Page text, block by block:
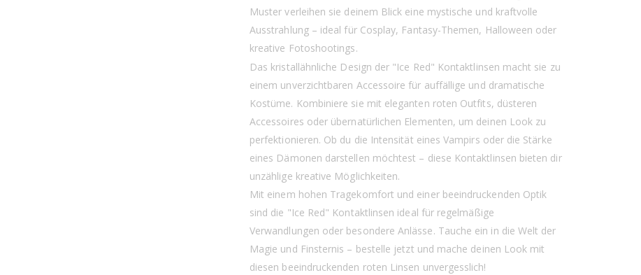
Muster verleihen sie deinem Blick eine mystische und kraftvolle
Ausstrahlung – ideal für Cosplay, Fantasy-Themen, Halloween oder
kreative Fotoshootings.
Das kristallähnliche Design der "Ice Red" Kontaktlinsen macht sie zu
einem unverzichtbaren Accessoire für auffällige und dramatische
Kostüme. Kombiniere sie mit eleganten roten Outfits, düsteren
Accessoires oder übernatürlichen Elementen, um deinen Look zu
perfektionieren. Ob du die Intensität eines Vampirs oder die Stärke
eines Dämonen darstellen möchtest – diese Kontaktlinsen bieten dir
unzählige kreative Möglichkeiten.
Mit einem hohen Tragekomfort und einer beeindruckenden Optik
sind die "Ice Red" Kontaktlinsen ideal für regelmäßige
Verwandlungen oder besondere Anlässe. Tauche ein in die Welt der
Magie und Finsternis – bestelle jetzt und mache deinen Look mit
diesen beeindruckenden roten Linsen unvergesslich!